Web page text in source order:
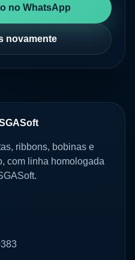
no WhatsApp
novamente
ribbons, bobinas e
com linha homologada